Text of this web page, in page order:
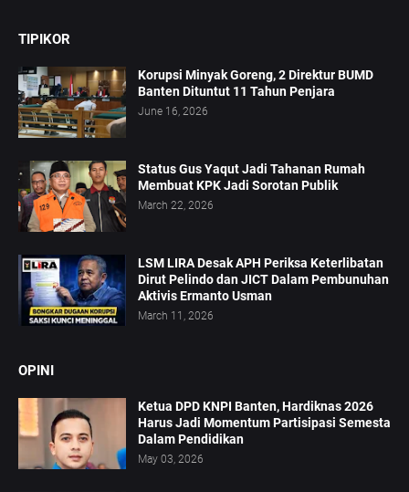
TIPIKOR
Korupsi Minyak Goreng, 2 Direktur BUMD
Banten Dituntut 11 Tahun Penjara
June 16, 2026
Status Gus Yaqut Jadi Tahanan Rumah
Membuat KPK Jadi Sorotan Publik
March 22, 2026
LSM LIRA Desak APH Periksa Keterlibatan
Dirut Pelindo dan JICT Dalam Pembunuhan
Aktivis Ermanto Usman
March 11, 2026
OPINI
Ketua DPD KNPI Banten, Hardiknas 2026
Harus Jadi Momentum Partisipasi Semesta
Dalam Pendidikan
May 03, 2026